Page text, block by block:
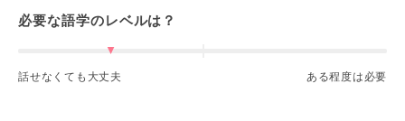
必要な語学のレベルは？
話せなくても大丈夫 ある程度は必要